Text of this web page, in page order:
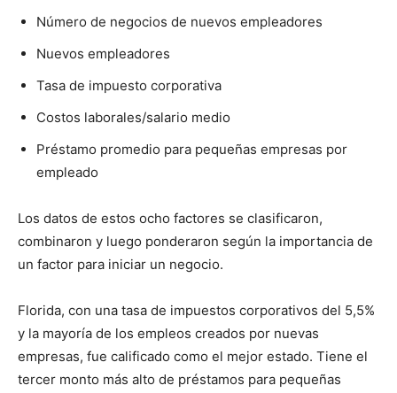
Número de negocios de nuevos empleadores
Nuevos empleadores
Tasa de impuesto corporativa
Costos laborales/salario medio
Préstamo promedio para pequeñas empresas por
empleado
Los datos de estos ocho factores se clasificaron,
combinaron y luego ponderaron según la importancia de
un factor para iniciar un negocio.
Florida, con una tasa de impuestos corporativos del 5,5%
y la mayoría de los empleos creados por nuevas
empresas, fue calificado como el mejor estado. Tiene el
tercer monto más alto de préstamos para pequeñas